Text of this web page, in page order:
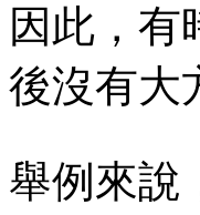
因此，有
後沒有大
舉例來說